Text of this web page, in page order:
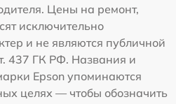
Цены на ремонт,
исключительно
и не являются публичной
437 ГК РФ. Названия и
Epson упоминаются
целях — чтобы обозначить